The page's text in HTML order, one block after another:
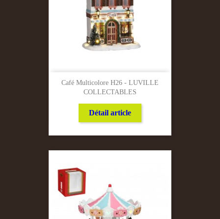
Café Multicolore H26 - LUVILLE
COLLECTABLES
Détail article